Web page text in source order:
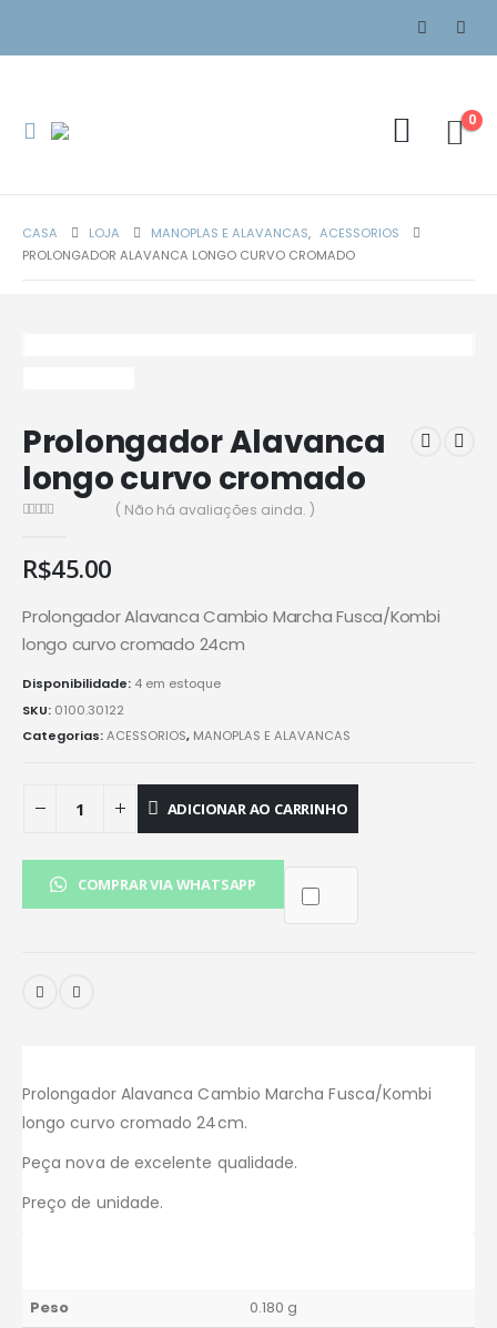
0
CASA LOJA MANOPLAS E ALAVANCAS, ACESSORIOS
PROLONGADOR ALAVANCA LONGO CURVO CROMADO
Prolongador Alavanca
longo curvo cromado
( Não há avaliações ainda. )
R$45.00
Prolongador Alavanca Cambio Marcha Fusca/Kombi
longo curvo cromado 24cm
Disponibilidade: 4 em estoque
SKU: 0100.30122
Categorias:ACESSORIOS, MANOPLAS E ALAVANCAS
ADICIONAR AO CARRINHO
COMPRAR VIA WHATSAPP
Prolongador Alavanca Cambio Marcha Fusca/Kombi
longo curvo cromado 24cm.
Peça nova de excelente qualidade.
Preço de unidade.
Peso
0.180 g